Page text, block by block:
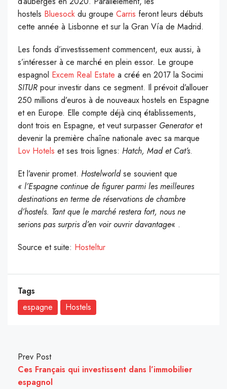
hostels Bluesock du groupe Carris feront leurs débuts
cette année à Lisbonne et sur la Gran Vía de Madrid.
Les fonds d’investissement commencent, eux aussi, à
s’intéresser à ce marché en plein essor. Le groupe
espagnol Excem Real Estate a créé en 2017 la Socimi
SITUR pour investir dans ce segment. Il prévoit d’allouer
250 millions d’euros à de nouveaux hostels en Espagne
et en Europe. Elle compte déjà cinq établissements,
dont trois en Espagne, et veut surpasser Generatoret
devenir la première chaîne nationale avec sa marque
Lov Hotels et ses trois lignes: Hatch, Mad et Cat’s.
Et l’avenir promet. Hostelworldse souvient que
« l’Espagne continue de figurer parmi les meilleures
destinations en terme de réservations de chambre
d’hostels. Tant que le marché restera fort, nous ne
serions pas surpris d’en voir ouvrir davantage« .
Source et suite: Hosteltur
Tags
espagne
Hostels
Prev Post
Ces Français qui investissent dans l’immobilier
espagnol